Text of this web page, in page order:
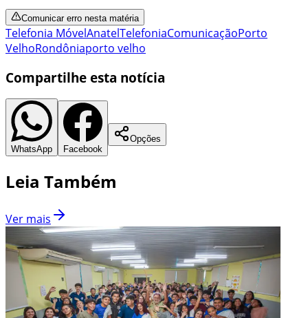
Comunicar erro nesta matéria
Telefonia MóvelAnatelTelefoniaComunicaçãoPorto
VelhoRondôniaporto velho
Compartilhe esta notícia
WhatsApp Facebook
Opções
Leia Também
Ver mais